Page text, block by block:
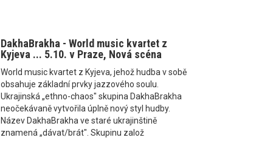
DakhaBrakha - World music kvartet z
Kyjeva ... 5.10. v Praze, Nová scéna
World music kvartet z Kyjeva, jehož hudba v sobě
obsahuje základní prvky jazzového soulu.
Ukrajinská „ethno-chaos" skupina DakhaBrakha
neočekávaně vytvořila úplně nový styl hudby.
Název DakhaBrakha ve staré ukrajinštině
znamená „dávat/brát". Skupinu založ